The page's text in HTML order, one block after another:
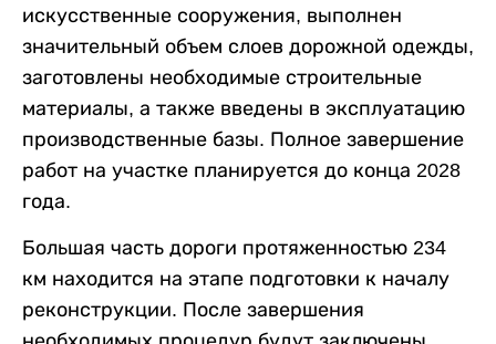
искусственные сооружения, выполнен
значительный объем слоев дорожной одежды,
заготовлены необходимые строительные
материалы, а также введены в эксплуатацию
производственные базы. Полное завершение
работ на участке планируется до конца 2028
года.
Большая часть дороги протяженностью 234
км находится на этапе подготовки к началу
реконструкции. После завершения